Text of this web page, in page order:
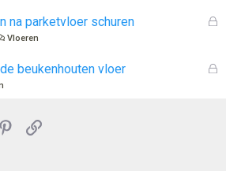
n
n
G
na parketvloer schuren
Vloeren
G
beukenhouten vloer
Pinterest
Link